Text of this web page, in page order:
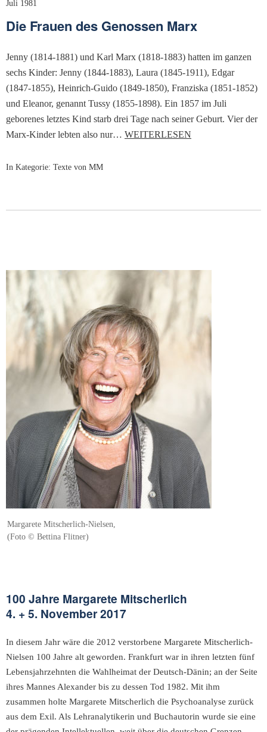
Juli 1981
Die Frauen des Genossen Marx
Jenny (1814-1881) und Karl Marx (1818-1883) hatten im ganzen
sechs Kinder: Jenny (1844-1883), Laura (1845-1911), Edgar
(1847-1855), Heinrich-Guido (1849-1850), Franziska (1851-1852)
und Eleanor, genannt Tussy (1855-1898). Ein 1857 im Juli
geborenes letztes Kind starb drei Tage nach seiner Geburt. Vier der
Marx-Kinder lebten also nur… WEITERLESEN
In Kategorie: Texte von MM
Margarete Mitscherlich-Nielsen,
(Foto © Bettina Flitner)
100 Jahre Margarete Mitscherlich
4. + 5. November 2017
In diesem Jahr wäre die 2012 verstorbene Margarete Mitscherlich-
Nielsen 100 Jahre alt geworden. Frankfurt war in ihren letzten fünf
Lebensjahrzehnten die Wahlheimat der Deutsch-Dänin; an der Seite
ihres Mannes Alexander bis zu dessen Tod 1982. Mit ihm
zusammen holte Margarete Mitscherlich die Psychoanalyse zurück
aus dem Exil. Als Lehranalytikerin und Buchautorin wurde sie eine